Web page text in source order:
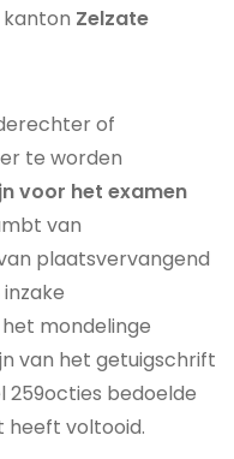
Zelzate
of
te worden
voor het examen
van
plaatsvervangend
mondelinge
van het getuigschrift
259octies bedoelde
voltooid.